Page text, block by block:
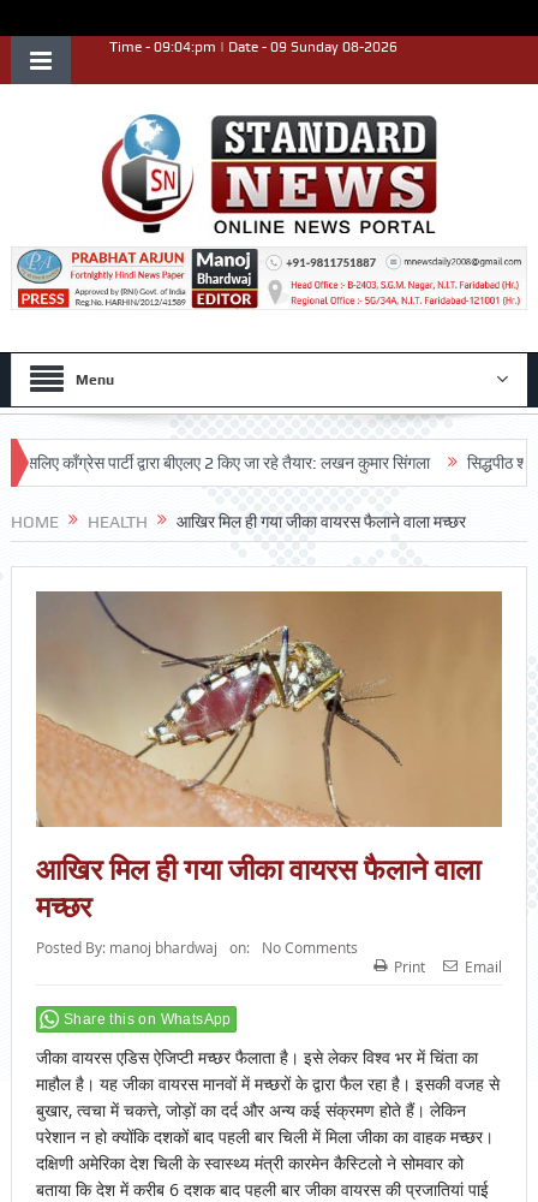
Time - 09:04:pm | Date - 09 Sunday 08-2026
Menu
काँग्रेस पार्टी द्वारा बीएलए 2 किए जा रहे तैयार: लखन कुमार सिंगला सिद्धपीठ श्री
HOME HEALTH आखिर मिल ही गया जीका वायरस फैलाने वाला मच्छर
आखिर मिल ही गया जीका वायरस फैलाने वाला
मच्छर
Posted By: manoj bhardwaj on:
No Comments
Print
Email
Share this on WhatsApp
जीका वायरस एडिस ऐजिप्टी मच्छर फैलाता है। इसे लेकर विश्व भर में चिंता का
माहौल है। यह जीका वायरस मानवों में मच्छरों के द्वारा फैल रहा है। इसकी वजह से
बुखार, त्वचा में चकत्ते, जोड़ों का दर्द और अन्य कई संक्रमण होते हैं। लेकिन
परेशान न हो क्‍योंकि दशकों बाद पहली बार चिली में मिला जीका का वाहक मच्छर।
दक्षिणी अमेरिका देश चिली के स्‍वास्‍थ्‍य मंत्री कारमेन कैस्टिलो ने सोमवार को
बताया कि देश में करीब 6 दशक बाद पहली बार जीका वायरस की प्रजातियां पाई